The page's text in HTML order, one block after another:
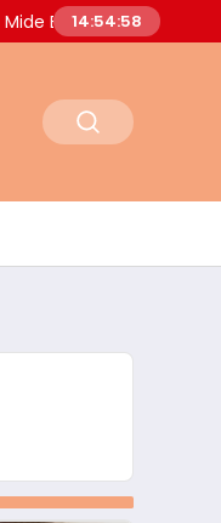
Salgını Paniği
14:54:59